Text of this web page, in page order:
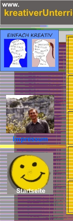
Impressum